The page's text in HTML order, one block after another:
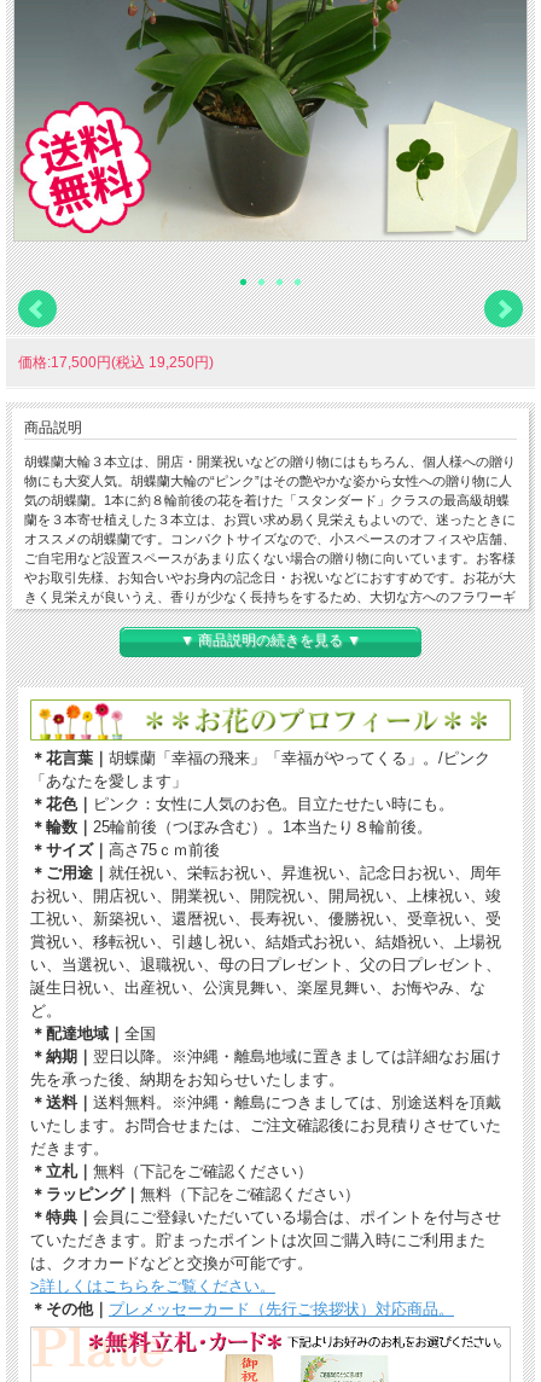
価格:17,500円(税込 19,250円)
商品説明
胡蝶蘭大輪３本立は、開店・開業祝いなどの贈り物にはもちろん、個人様への贈り
物にも大変人気。胡蝶蘭大輪の“ピンク”はその艶やかな姿から女性への贈り物に人
気の胡蝶蘭。1本に約８輪前後の花を着けた「スタンダード」クラスの最高級胡蝶
蘭を３本寄せ植えした３本立は、お買い求め易く見栄えもよいので、迷ったときに
オススメの胡蝶蘭です。コンパクトサイズなので、小スペースのオフィスや店舗、
ご自宅用など設置スペースがあまり広くない場合の贈り物に向いています。お客様
やお取引先様、お知合いやお身内の記念日・お祝いなどにおすすめです。お花が大
きく見栄えが良いうえ、香りが少なく長持ちをするため、大切な方へのフラワーギ
フトとして人気が高く大変お喜びいただけます。ご用途：開店・開業・開院・移
転・新築・竣工・就任・栄転・昇進・周年・設立・創立・上場・当選・還暦・長
寿・誕生日祝い、お悔やみ。
▼ 商品説明の続きを見る ▼
＊花言葉｜ 胡蝶蘭「幸福の飛来」「幸福がやってくる」。/ピンク
「あなたを愛します」
＊花色｜
ピンク：女性に人気のお色。目立たせたい時にも。
＊輪数｜ 25輪前後（つぼみ含む）。1本当たり８輪前後。
＊サイズ｜ 高さ75ｃｍ前後
＊ご用途｜ 就任祝い、栄転お祝い、昇進祝い、記念日お祝い、周年
お祝い、開店祝い、開業祝い、開院祝い、開局祝い、上棟祝い、竣
工祝い、新築祝い、還暦祝い、長寿祝い、優勝祝い、受章祝い、受
賞祝い、移転祝い、引越し祝い、結婚式お祝い、結婚祝い、上場祝
い、当選祝い、退職祝い、母の日プレゼント、父の日プレゼント、
誕生日祝い、出産祝い、公演見舞い、楽屋見舞い、お悔やみ、な
ど。
＊配達地域｜ 全国
＊納期｜ 翌日以降。※沖縄・離島地域に置きましては詳細なお届け
先を承った後、納期をお知らせいたします。
＊送料｜ 送料無料。※沖縄・離島につきましては、別途送料を頂戴
いたします。お問合せまたは、ご注文確認後にお見積りさせていた
だきます。
＊立札｜ 無料（下記をご確認ください）
＊ラッピング｜ 無料（下記をご確認ください）
＊特典｜ 会員にご登録いただいている場合は、ポイントを付与させ
ていただきます。貯まったポイントは次回ご購入時にご利用また
は、クオカードなどと交換が可能です。
>詳しくはこちらをご覧ください。
＊その他｜ プレメッセーカード（先行ご挨拶状）対応商品。